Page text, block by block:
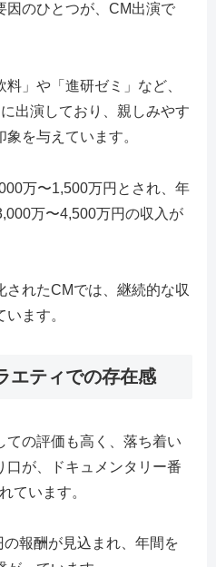
因のひとつが、CM出演で
」や「進研ゼミ」など、
出演しており、親しみやす
を与えています。
万〜1,500万円とされ、年
万〜4,500万円の収入が
されたCMでは、継続的な収
ます。
エティでの存在感
ての評価も高く、落ち着い
口が、ドキュメンタリー番
ています。
報酬が見込まれ、年間を